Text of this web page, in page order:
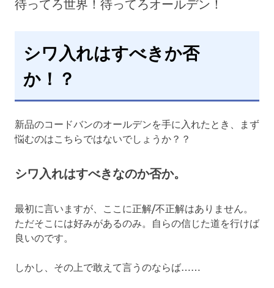
待ってろ世界！待ってろオールデン！
シワ入れはすべきか否
か！？
新品のコードバンのオールデンを手に入れたとき、まず
悩むのはこちらではないでしょうか？？
シワ入れはすべきなのか否か。
最初に言いますが、ここに正解/不正解はありません。
ただそこには好みがあるのみ。自らの信じた道を行けば
良いのです。
しかし、その上で敢えて言うのならば……